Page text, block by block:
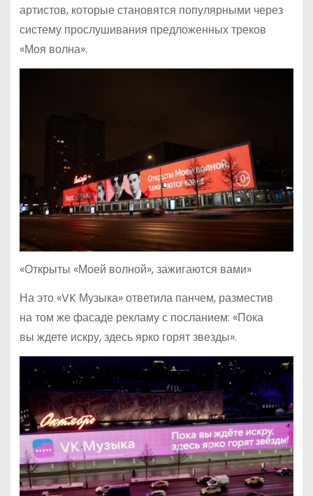
артистов, которые становятся популярными через
систему прослушивания предложенных треков
«Моя волна».
«Открыты «Моей волной», зажигаются вами»
На это «VK Музыка» ответила панчем, разместив
на том же фасаде рекламу с посланием: «Пока
вы ждете искру, здесь ярко горят звезды».